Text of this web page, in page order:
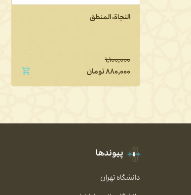
النجاة، المنطق
۱,۱۰۰,۰۰۰
۸۸۰,۰۰۰تومان
پیوندها
دانشگاه تهران